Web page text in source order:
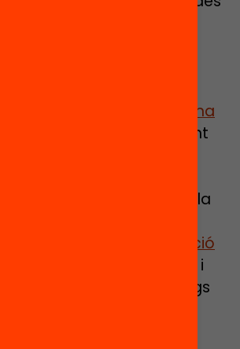
tampoc s’arriba a
abans introduíem una
concloïa un impacte
trobem publicat
una
que destaca tant
com positius en el
de l’alumnat. En
sembla que per justificar la
caldrà ser
identificació i interpretació
clau
que ho suporten, i
com pedagogs i psicòlegs
en el context català i